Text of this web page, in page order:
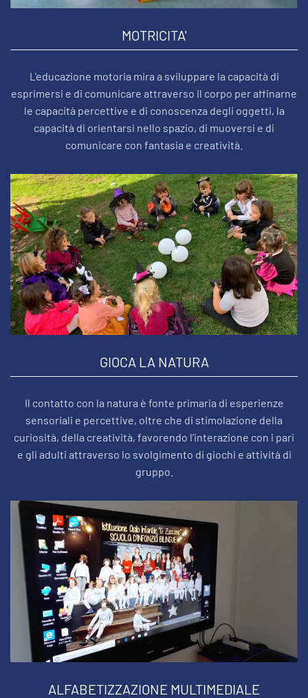
MOTRICITA'
L'educazione motoria mira a sviluppare la capacità di
esprimersi e di comunicare attraverso il corpo per affinarne
le capacità percettive e di conoscenza degli oggetti, la
capacità di orientarsi nello spazio, di muoversi e di
comunicare con fantasia e creatività.
GIOCA LA NATURA
Il contatto con la natura è fonte primaria di esperienze
sensoriali e percettive, oltre che di stimolazione della
curiosità, della creatività, favorendo l’interazione con i pari
e gli adulti attraverso lo svolgimento di giochi e attività di
gruppo.
ALFABETIZZAZIONE MULTIMEDIALE